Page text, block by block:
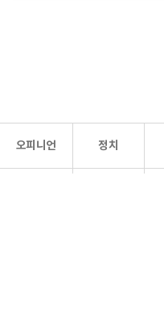
오피니언 정치